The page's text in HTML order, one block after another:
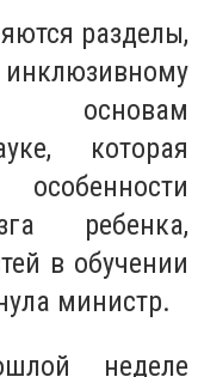
разделы,
которая
ребенка,
в обучении
министр.
неделе